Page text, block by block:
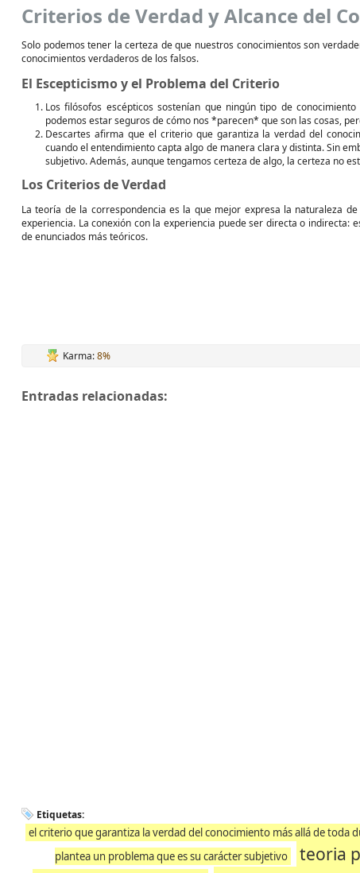
Criterios de Verdad y Alcance del
Solo podemos tener la certeza de que nuestros conocimientos son
conocimientos verdaderos de los falsos.
El Escepticismo y el Problema del Criterio
Los filósofos escépticos sostenían que ningún tipo de
podemos estar seguros de cómo nos *parecen* que son las cosas,
Descartes afirma que el criterio que garantiza la verdad del
cuando el entendimiento capta algo de manera clara y distinta. Sin
subjetivo. Además, aunque tengamos certeza de algo, la certeza no
Los Criterios de Verdad
La teoría de la correspondencia es la que mejor expresa la naturaleza
experiencia. La conexión con la experiencia puede ser directa o
de enunciados más teóricos.
Karma:8%
Entradas relacionadas:
Etiquetas:
el criterio que garantiza la verdad del conocimiento más allá de toda
plantea un problema que es su carácter subjetivo
teoria